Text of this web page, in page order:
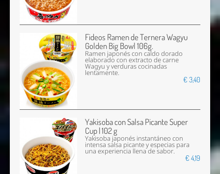
Fideos Ramen de Ternera Wagyu
Golden Big Bowl 106g.
Ramen japonés con caldo dorado
elaborado con extracto de carne
Wagyu y verduras cocinadas
lentamente.
€ 3,40
Yakisoba con Salsa Picante Super
Cup | 102 g
Yakisoba japonés instantáneo con
intensa salsa picante y especias para
una experiencia llena de sabor.
€ 4,19